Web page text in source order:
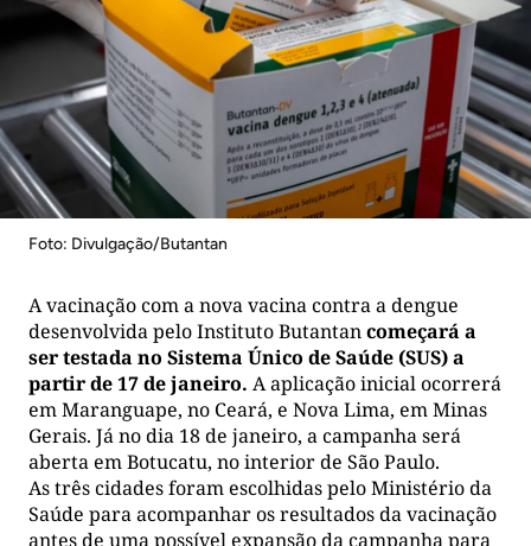
Foto: Divulgação/Butantan
A vacinação com a nova vacina contra a dengue
desenvolvida pelo Instituto Butantancomeçará a
ser testada no Sistema Único de Saúde (SUS) a
partir de 17 de janeiro. A aplicação inicial ocorrerá
em Maranguape, no Ceará, e Nova Lima, em Minas
Gerais. Já no dia 18 de janeiro, a campanha será
aberta em Botucatu, no interior de São Paulo.
As três cidades foram escolhidas pelo Ministério da
Saúde para acompanhar os resultados da vacinação
antes de uma possível expansão da campanha para